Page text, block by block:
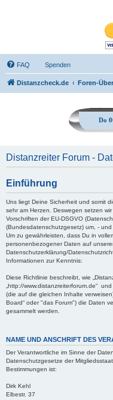
FAQ Spenden
Distanzcheck.de Foren-
Do
Distanzreiter Forum -
Einführung
Uns liegt Deine Sicherheit und somit
sehr am Herzen. Deswegen setzen
Vorschriften der EU-DSGVO
(Bundesdatenschutzgesetz) um, -
Um zu gewährleisten, dass Du in
personenbezogener Daten auf
Datenschutzerklärung/
Informationen zur Kenntnis:
Diese Richtlinie beschreibt, wie
„http://www.distanzreiterforum.de“
(die auf die gleichen Inhalte
Board“ oder "das Forum") die Daten
gesammelt werden.
NAME UND ANSCHRIFT DES
Der Verantwortliche im Sinne der
Datenschutzgesetze der
Bestimmungen ist:
Dirk Kehl
Elbestr. 37